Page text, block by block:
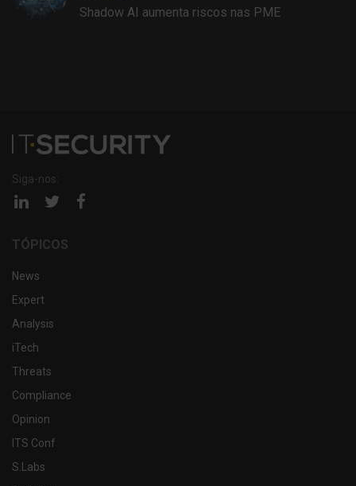
Shadow AI aumenta riscos nas PME
Siga-nos:
Página Página
TÓPICOS
News
Expert
Analysis
iTech
Threats
Compliance
Opinion
ITS Conf
S.Labs